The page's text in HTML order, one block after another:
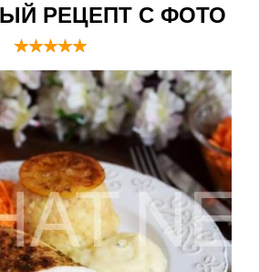
РЕЦЕПТ С ФОТО